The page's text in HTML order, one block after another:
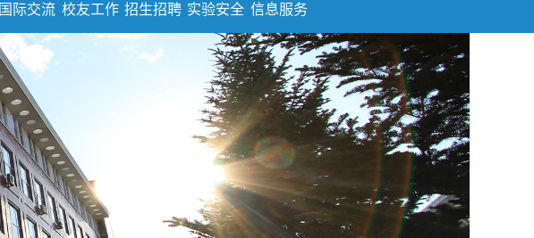
国际交流 校友工作 招生招聘 实验安全 信息服务